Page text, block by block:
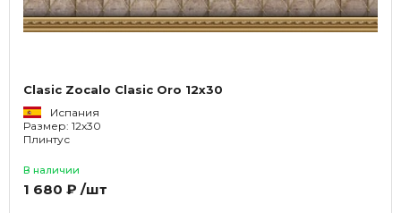
Clasic Zocalo Clasic Oro 12x30
Испания
Размер: 12x30
Плинтус
В наличии
1 680 ₽ /шт